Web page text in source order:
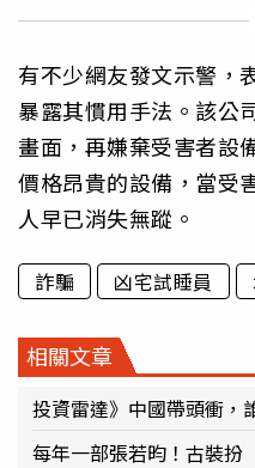
有不少網友發文示警，
暴露其慣用手法。該公
畫面，再嫌棄受害者設
價格昂貴的設備，當受
人早已消失無蹤。
詐騙 凶宅試睡員
相關文章
投資雷達》中國帶頭衝，
每年一部張若昀！古裝扮